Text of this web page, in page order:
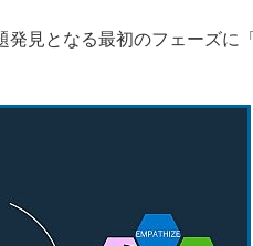
見となる最初のフェーズに